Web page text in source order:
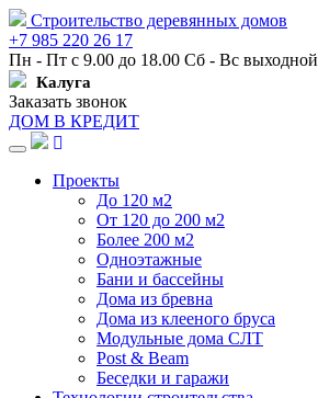
Строительство деревянных домов
+7 985 220 26 17
Пн - Пт с 9.00 до 18.00 Сб - Вс выходной
Калуга
Заказать звонок
ДОМ В КРЕДИТ
Навигация
Проекты
До 120 м2
От 120 до 200 м2
Более 200 м2
Одноэтажные
Бани и бассейны
Дома из бревна
Дома из клееного бруса
Модульные дома СЛТ
Post & Beam
Беседки и гаражи